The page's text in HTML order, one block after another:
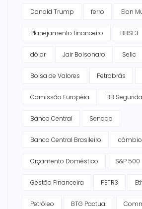
Donald Trump ferro Elon
Planejamento financeiro BBSE3
dólar Jair Bolsonaro Selic
Bolsa de Valores Petrobrás
Comissão Européia BB
Banco Central Senado
Banco Central Brasileiro câmbio
Orçamento Doméstico S&P 500
Gestão Financeira PETR3
Petróleo BTG Pactual